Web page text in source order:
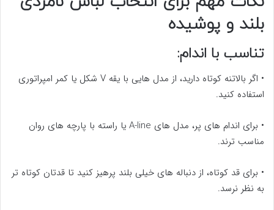
بلند و پوشیده
تناسب با اندام:
• اگر بالاتنه کوتاه دارید، از مدل هایی با یقه V شکل یا کمر امپراتوری
استفاده کنید.
• برای اندام های پر، مدل های A-line یا راسته با پارچه های روان
مناسب ترند.
• برای قد کوتاه، از دنباله های خیلی بلند پرهیز کنید تا قدتان کوتاه تر
به نظر نرسد.